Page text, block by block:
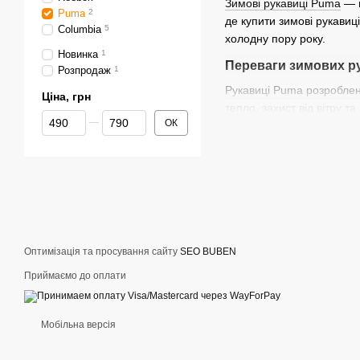
Зимові рукавиці Puma —
де купити зимові
холодну пору року.
Переваги зимових
Рукавиці Puma
Чоловічі та жіночі
У каталозі
легко поєднуються з
Чому варто купити
Ми пропонуємо лише
потрібний розмір і
Puma 2
Columbia 5
Новинка 1
Розпродаж 1
Ціна, грн
Від Ціна, грн
До Ціна, грн ОК
Оптимізація та просування сайту SEO BUBEN
Приймаємо до оплати
Мобільна версія